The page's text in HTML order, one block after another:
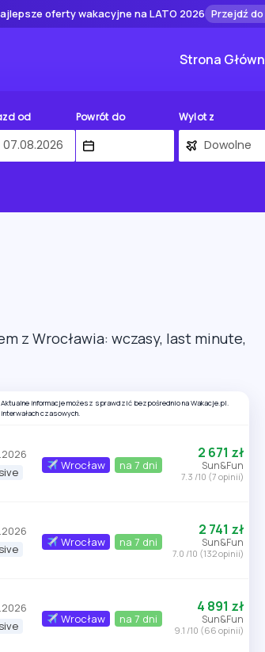
oferty wakacyjne na LATO 2026 Przejdź
Strona
od Powrót do Wylot z
z Wrocławia: wczasy, last minute,
informacje możesz sprawdzić bezpośrednio na Wakacje.pl.
czasowych.
Wrocław na 7 dni
2 671 zł
Sun&Fun
7.3 /10 (7 opinii)
Wrocław na 7 dni
2 741 zł
Sun&Fun
7.0 /10 (132 opinii)
Wrocław na 7 dni
4 891 zł
Sun&Fun
9.1 /10 (66 opinii)